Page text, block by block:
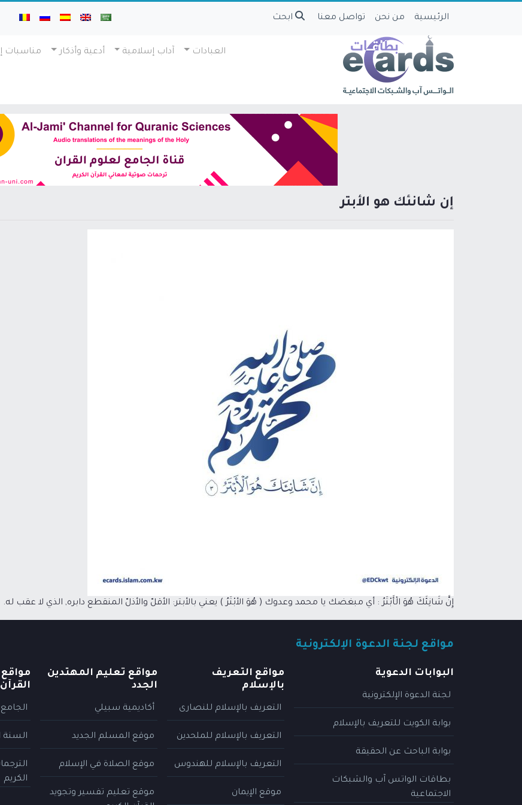
الرئيسية من نحن تواصل معنا ابحث
العبادات آداب إسلامية أدعية وأذكار مناسبات
إن شانئك هو الأبتر
إِنَّ شَانِئَكَ هُوَ الْأَبْتَرُ : أي مبغضك يا محمد وعدوك ( هُوَ الأبْتَرُ ) يعني بالأبتر: الأقلّ والأذلّ المنقطع دابره, الذي لا عقب له.
مواقع لجنة الدعوة الإلكترونية
البوابات الدعوية
لجنة الدعوة الإلكترونية
بوابة الكويت للتعريف بالإسلام
بوابة الباحث عن الحقيقة
بطاقات الواتس آب والشبكات
الاجتماعية
مواقع التعريف
بالإسلام
التعريف بالإسلام للنصارى
التعريف بالإسلام للملحدين
التعريف بالإسلام للهندوس
موقع الإيمان
مواقع تعليم المهتدين
الجدد
أكاديمية سبيلي
موقع المسلم الجديد
موقع الصلاة في الإسلام
موقع تعليم تفسير وتجويد
السنة
الكريم